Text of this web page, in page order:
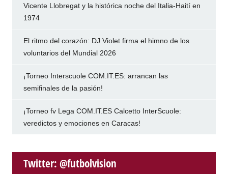
Vicente Llobregat y la histórica noche del Italia-Haití en
1974
El ritmo del corazón: DJ Violet firma el himno de los
voluntarios del Mundial 2026
¡Torneo Interscuole COM.IT.ES: arrancan las
semifinales de la pasión!
¡Torneo fv Lega COM.IT.ES Calcetto InterScuole:
veredictos y emociones en Caracas!
Twitter: @futbolvision